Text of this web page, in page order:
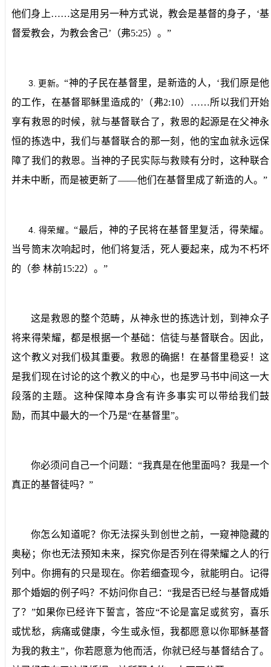
他们身上……这是用另一种方式说，教会是基督的身子，‘基
督爱教会，为教会舍己’（弗5:25）。”
3. 更新。“神的子民在基督里，是新造的人，‘我们原是他
的工作，在基督耶稣里造成的’（弗2:10）……所以我们开始
享有救恩的时候，就与基督联合了，救恩的起源是在父神永
恒的拣选中，我们与基督联合的那一刻，他的宝血就永远保
障了我们的救恩。当神的子民实际与救赎有分时，这种联合
并未中断，而是被更新了——他们在基督里成了新造的人。”
4. 得荣耀。“最后，神的子民将在基督里复活，得荣耀。
当号筒末次响起时，他们将复活，死人要起来，成为不朽坏
的（参 林前15:22）。”
这是救恩的整个范畴，从神永世的拣选计划，到神众子
将来得荣耀，都是根据一个基础：信徒与基督联合。因此，
这个教义对我们极其重要。救恩的确据！在基督里稳妥！这
是我们现在讨论的这个教义的中心，也是罗马书中间这一大
段落的主题。这种保障本身含有许多事实可以带给我们鼓
励，而其中最大的一个乃是“在基督里”。
你必须问自己一个问题：“我真是在他里面吗？我是一个
真正的基督徒吗？”
你怎么知道呢？你无法探头到创世之前，一窥神隐藏的
奥秘；你也无法预知未来，探究你是否列在得荣耀之人的行
列中。你拥有的只是现在。你若细查现今，就能明白。记得
那个婚姻的例子吗？不妨问你自己：“我是否已经与基督成婚
了？”如果你已经许下誓言，答应“不论是富足或贫穷，喜乐
或忧愁，病痛或健康，今生或永恒，我都愿意以你耶稣基督
为我的救主”，你若愿意为他而活，你就已经与基督结合了。